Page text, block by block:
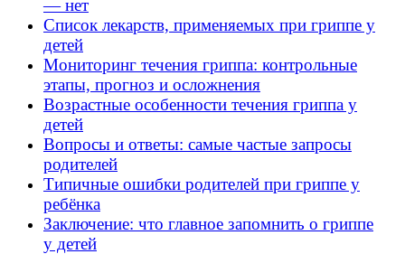
— нет
Список лекарств, применяемых при гриппе у
детей
Мониторинг течения гриппа: контрольные
этапы, прогноз и осложнения
Возрастные особенности течения гриппа у
детей
Вопросы и ответы: самые частые запросы
родителей
Типичные ошибки родителей при гриппе у
ребёнка
Заключение: что главное запомнить о гриппе
у детей